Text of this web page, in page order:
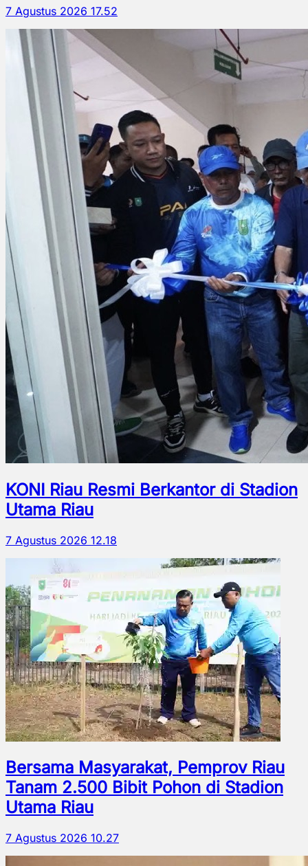
7 Agustus 2026 17.52
KONI Riau Resmi Berkantor di Stadion
Utama Riau
7 Agustus 2026 12.18
Bersama Masyarakat, Pemprov Riau
Tanam 2.500 Bibit Pohon di Stadion
Utama Riau
7 Agustus 2026 10.27